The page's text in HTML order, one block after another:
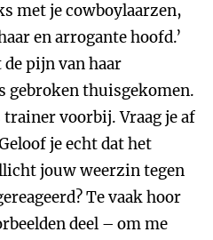
met je cowboylaarzen,
en arrogante hoofd.’
pijn van haar
gebroken thuisgekomen.
trainer voorbij. Vraag je af
je echt dat het
jouw weerzin tegen
Te vaak hoor
deel – om me